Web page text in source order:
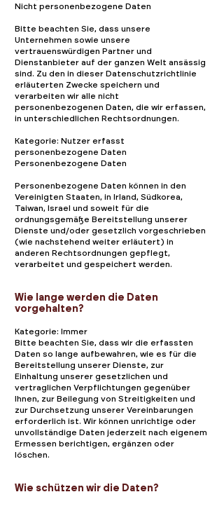
Nicht personenbezogene Daten
Bitte beachten Sie, dass unsere
Unternehmen sowie unsere
vertrauenswürdigen Partner und
Dienstanbieter auf der ganzen Welt ansässig
sind. Zu den in dieser Datenschutzrichtlinie
erläuterten Zwecke speichern und
verarbeiten wir alle nicht
personenbezogenen Daten, die wir erfassen,
in unterschiedlichen Rechtsordnungen.
Kategorie: Nutzer erfasst
personenbezogene Daten
Personenbezogene Daten
Personenbezogene Daten können in den
Vereinigten Staaten, in Irland, Südkorea,
Taiwan, Israel und soweit für die
ordnungsgemäße Bereitstellung unserer
Dienste und/oder gesetzlich vorgeschrieben
(wie nachstehend weiter erläutert) in
anderen Rechtsordnungen gepflegt,
verarbeitet und gespeichert werden.
Wie lange werden die Daten
vorgehalten?
Kategorie: Immer
Bitte beachten Sie, dass wir die erfassten
Daten so lange aufbewahren, wie es für die
Bereitstellung unserer Dienste, zur
Einhaltung unserer gesetzlichen und
vertraglichen Verpflichtungen gegenüber
Ihnen, zur Beilegung von Streitigkeiten und
zur Durchsetzung unserer Vereinbarungen
erforderlich ist. Wir können unrichtige oder
unvollständige Daten jederzeit nach eigenem
Ermessen berichtigen, ergänzen oder
löschen.
Wie schützen wir die Daten?